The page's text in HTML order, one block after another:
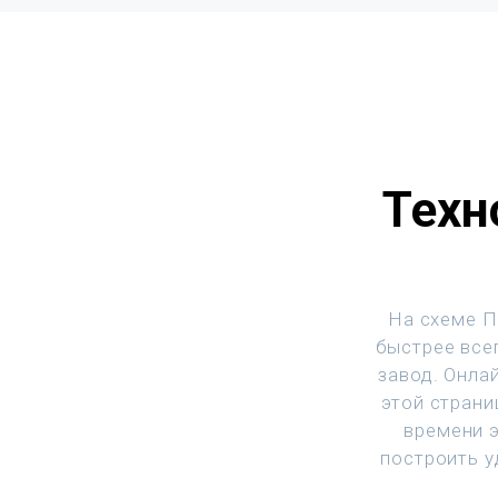
На схеме
быстрее
завод.
этой
времени
построить